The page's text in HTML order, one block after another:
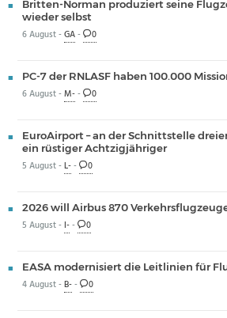
Britten-Norman produziert seine
wieder selbst
6 August -GA- 0
PC-7 der RNLASF haben 100.000
6 August -M-- 0
EuroAirport – an der Schnittstelle
ein rüstiger Achtzigjähriger
5 August -L-- 0
2026 will Airbus 870
5 August - I-- 0
EASA modernisiert die Leitlinien für
4 August -B-- 0